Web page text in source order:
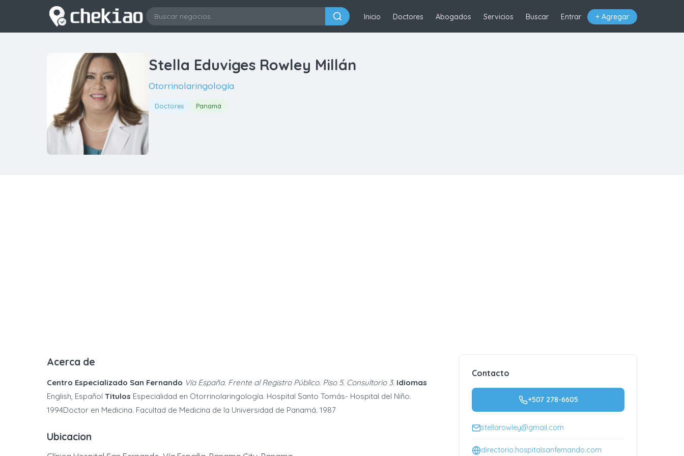
Inicio Doctores Abogados Servicios Buscar Entrar + Agregar
Stella Eduviges Rowley Millán
Otorrinolaringología
Doctores Panamá
Acerca de
Centro Especializado San Fernando Vía España. Frente al Registro Público. Piso 5. Consultorio 3. Idiomas
English, Español Titulos Especialidad en Otorrinolaringología. Hospital Santo Tomás- Hospital del Niño.
1994Doctor en Medicina. Facultad de Medicina de la Universidad de Panamá. 1987
Ubicacion
Contacto
+507 278-6605
stellarowley@gmail.com
directorio.hospitalsanfernando.com